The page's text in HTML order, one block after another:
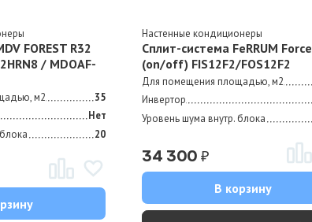
FOREST R32
/ MDOAF-
м2
35
Нет
20
Настенные кондиционеры
Сплит-система FeRRUM Force
(on/off) FIS12F2/FOS12F2
Для помещения площадью, м2
Инвертор
Уровень шума внутр. блока
34 300₽
В корзину